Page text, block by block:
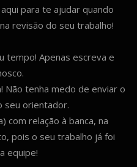
para te ajudar quando
revisão do seu trabalho!
tempo! Apenas escreva e
Não tenha medo de enviar o
seu orientador.
com relação à banca, na
pois o seu trabalho já foi
equipe!